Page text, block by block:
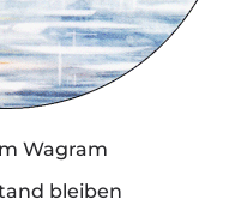
Wagram
bleiben